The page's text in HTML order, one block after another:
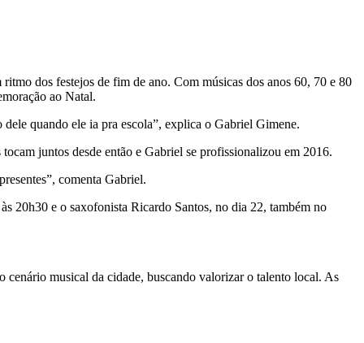
dos festejos de fim de ano. Com músicas dos anos 60, 70 e 80
ao Natal.
quando ele ia pra escola”, explica o Gabriel Gimene.
juntos desde então e Gabriel se profissionalizou em 2016.
comenta Gabriel.
20h30 e o saxofonista Ricardo Santos, no dia 22, também no
cenário musical da cidade, buscando valorizar o talento local. As